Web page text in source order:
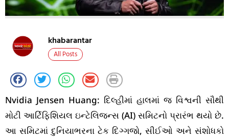
khabarantar
All Posts
Nvidia Jensen Huang: દિલ્હીમાં હાલમાં જ વિશ્વની સૌથી
મોટી આર્ટિફિશિયલ ઇન્ટેલિજન્સ (AI) સમિટનો પ્રારંભ થયો છે.
આ સમિટમાં દુનિયાભરના ટેક દિગ્ગજો, સીઈઓ અને સંશોધકો